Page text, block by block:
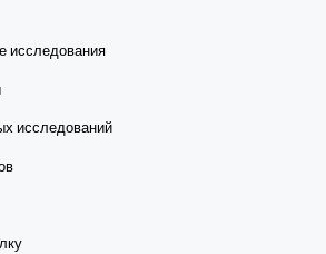
исследования
исследований